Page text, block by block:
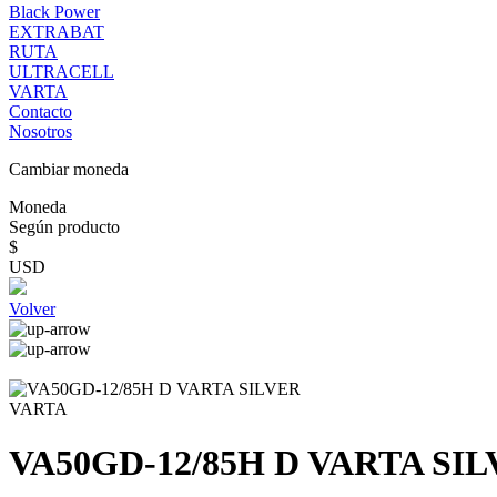
Black Power
EXTRABAT
RUTA
ULTRACELL
VARTA
Contacto
Nosotros
Cambiar moneda
Moneda
Según producto
$
USD
Volver
VARTA
VA50GD-12/85H D VARTA